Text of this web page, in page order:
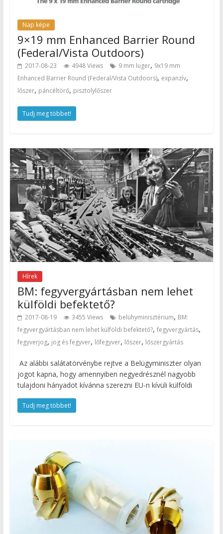
Nap képe
9×19 mm Enhanced Barrier Round
(Federal/Vista Outdoors)
2017-08-23 4948 Views 9 mm luger, 9x19 mm
Enhanced Barrier Round (Federal/Vista Outdoors), expanzív,
lőszer, páncéltörő, pisztolylőszer
Tudj meg többet!
Hírek
BM: fegyvergyártásban nem lehet
külföldi befektető?
2017-08-19 3455 Views belühyminisztérium, BM:
fegyvergyártásban nem lehet külföldi befektető?, fegyvergyártás,
fegyverjog, jog és fegyver, lőfegyver, lőszer, lőszergyártás
Az alábbi salátatörvénybe rejtve a Belügyminiszter olyan
jogot kapna, hogy amennyiben negyedrésznél nagyobb
tulajdoni hányadot kívánna szerezni EU-n kívüli külföldi
Tudj meg többet!